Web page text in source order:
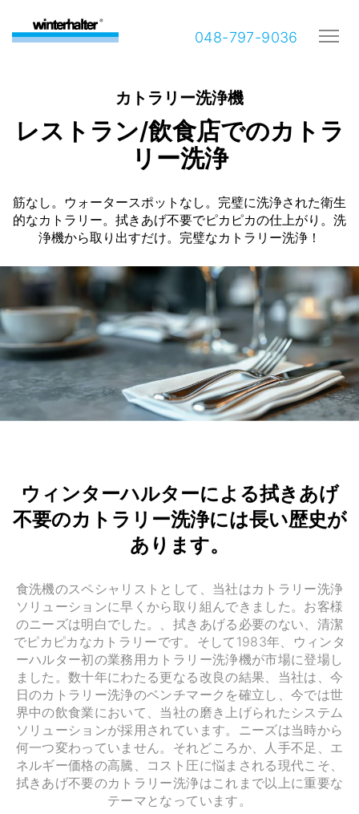
048-797-9036
カトラリー洗浄機
レストラン/飲食店でのカトラ
リー洗浄
筋なし。ウォータースポットなし。完璧に洗浄された衛生
的なカトラリー。拭きあげ不要でピカピカの仕上がり。洗
浄機から取り出すだけ。完璧なカトラリー洗浄！
ウィンターハルターによる拭きあげ
不要のカトラリー洗浄には長い歴史が
あります。
食洗機のスペシャリストとして、当社はカトラリー洗浄
ソリューションに早くから取り組んできました。お客様
のニーズは明白でした。、拭きあげる必要のない、清潔
でピカピカなカトラリーです。そして1983年、ウィンタ
ーハルター初の業務用カトラリー洗浄機が市場に登場し
ました。数十年にわたる更なる改良の結果、当社は、今
日のカトラリー洗浄のベンチマークを確立し、今では世
界中の飲食業において、当社の磨き上げられたシステム
ソリューションが採用されています。ニーズは当時から
何一つ変わっていません。それどころか、人手不足、エ
ネルギー価格の高騰、コスト圧に悩まされる現代こそ、
拭きあげ不要のカトラリー洗浄はこれまで以上に重要な
テーマとなっています。